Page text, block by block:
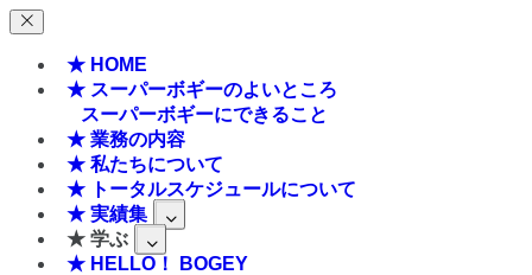
★ HOME
★ スーパーボギーのよいところ
スーパーボギーにできること
★ 業務の内容
★ 私たちについて
★ トータルスケジュールについて
★ 実績集
★ 学ぶ
★ HELLO！ BOGEY